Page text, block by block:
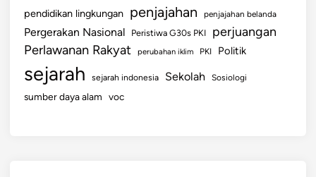
pendidikan lingkungan penjajahan penjajahan belanda
Pergerakan Nasional Peristiwa G30s PKI perjuangan
Perlawanan Rakyat perubahan iklim PKI Politik
sejarah sejarah indonesia Sekolah Sosiologi
sumber daya alam voc